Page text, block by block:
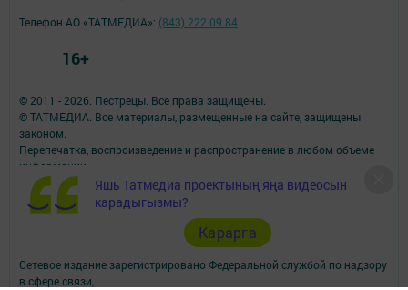
Яшь Татмедиа проектының яңа видеосын
карадыгызмы?
Карарга
© 2011 - 2026. Пестрецы. Все права защищены.
© ТАТМЕДИА. Все материалы, размещенные на сайте, защищены
законом.
Перепечатка, воспроизведение и распространение в любом объеме
информации,
размещенной на сайте, возможна только с письменного согласия
редакций СМИ.
При поддержке Республиканского агентства по печати и массовым
Наименование СМИ: Алга (Вперед)
Сетевое издание зарегистрировано Федеральной службой по надзору
в сфере связи,
Телефон АО «ТАТМЕДИА»: (843) 222 09 84
16+